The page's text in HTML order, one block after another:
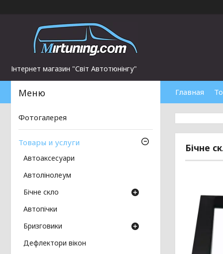
Інтернет магазин "Світ Автотюнінгу"
Главная
Бічне
Фотогалерея
Товары и услуги
Автоаксесуари
Автолінолеум
Бічне скло
Автопічки
Бризговики
Дефлектори вікон